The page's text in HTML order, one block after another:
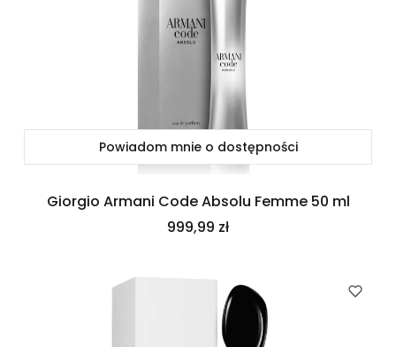
Powiadom mnie o dostępności
Giorgio Armani Code Absolu Femme 50 ml
Cena
999,99 zł